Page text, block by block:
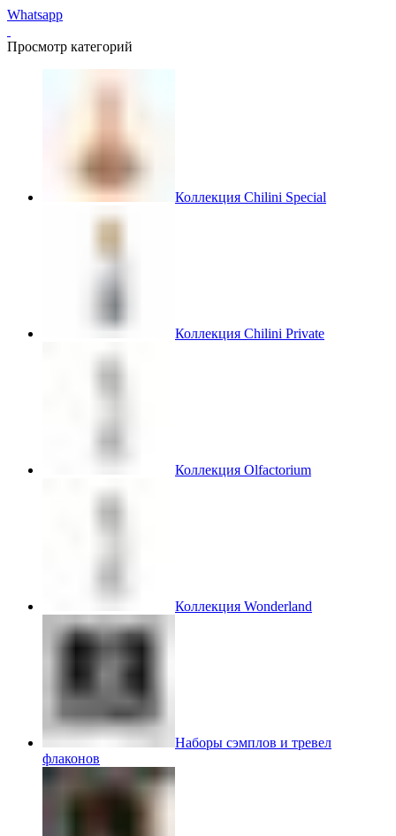
Whatsapp
Просмотр категорий
Коллекция Chilini Special
Коллекция Chilini Private
Коллекция Olfactorium
Коллекция Wonderland
Наборы сэмплов и тревел
флаконов